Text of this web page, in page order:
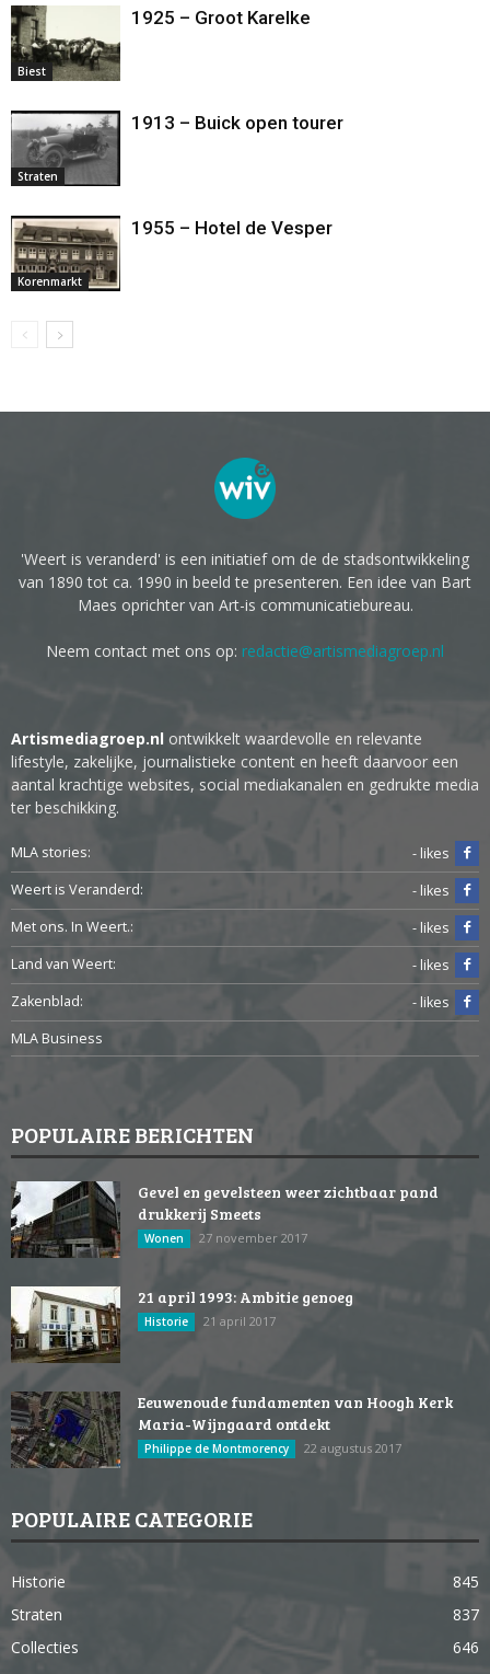
Biest
1925 – Groot Karelke
Straten
1913 – Buick open tourer
Korenmarkt
1955 – Hotel de Vesper
'Weert is veranderd' is een initiatief om de de stadsontwikkeling
van 1890 tot ca. 1990 in beeld te presenteren. Een idee van Bart
Maes oprichter van Art-is communicatiebureau.
Neem contact met ons op: redactie@artismediagroep.nl
Artismediagroep.nl ontwikkelt waardevolle en relevante
lifestyle, zakelijke, journalistieke content en heeft daarvoor een
aantal krachtige websites, social mediakanalen en gedrukte media
ter beschikking.
MLA stories:
- likes
Weert is Veranderd:
- likes
Met ons. In Weert.:
- likes
Land van Weert:
- likes
Zakenblad:
- likes
MLA Business
POPULAIRE BERICHTEN
Gevel en gevelsteen weer zichtbaar pand
drukkerij Smeets
Wonen 27 november 2017
21 april 1993: Ambitie genoeg
Historie 21 april 2017
Eeuwenoude fundamenten van Hoogh Kerk
Maria-Wijngaard ontdekt
Philippe de Montmorency 22 augustus 2017
POPULAIRE CATEGORIE
Historie
845
Straten
837
Collecties
646